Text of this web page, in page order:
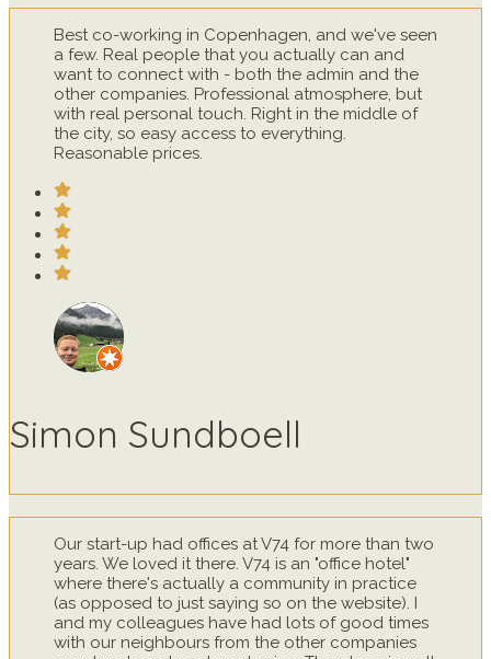
Best co-working in Copenhagen, and we've seen
a few. Real people that you actually can and
want to connect with - both the admin and the
other companies. Professional atmosphere, but
with real personal touch. Right in the middle of
the city, so easy access to everything.
Reasonable prices.
Simon Sundboell
Our start-up had offices at V74 for more than two
years. We loved it there. V74 is an "office hotel"
where there's actually a community in practice
(as opposed to just saying so on the website). I
and my colleagues have had lots of good times
with our neighbours from the other companies